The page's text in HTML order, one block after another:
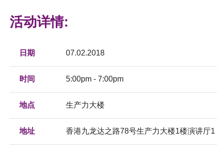
活动详情:
日期 07.02.2018
时间 5:00pm - 7:00pm
地点 生产力大楼
地址 香港九龙达之路78号生产力大楼1楼演讲厅1